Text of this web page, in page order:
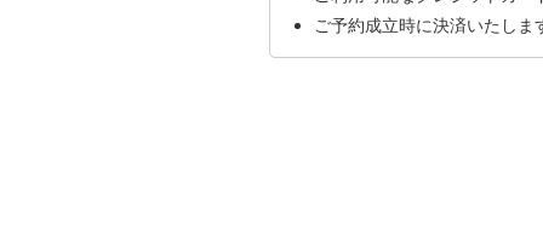
ご予約成立時に決済いたしま